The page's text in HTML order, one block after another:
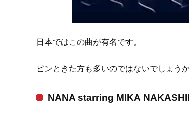
日本ではこの曲が有名です。
ピンときた方も多いのではないでしょう
NANA starring MIKA